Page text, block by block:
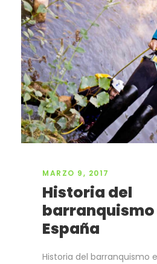
MARZO 9, 2017
Historia del
barranquismo
España
Historia del barranquismo